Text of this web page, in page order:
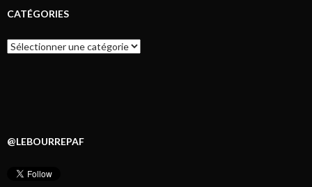
CATÉGORIES
Catégories
@LEBOURREPAF